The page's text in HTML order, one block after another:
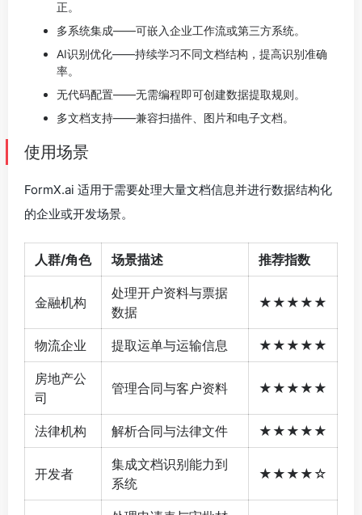
正。
多系统集成——可嵌入企业工作流或第三方系统。
AI识别优化——持续学习不同文档结构，提高识别准确
率。
无代码配置——无需编程即可创建数据提取规则。
多文档支持——兼容扫描件、图片和电子文档。
使用场景
FormX.ai 适用于需要处理大量文档信息并进行数据结构化
的企业或开发场景。
人群/角色 场景描述 推荐指数
金融机构
处理开户资料与票据
数据
★★★★★
物流企业 提取运单与运输信息 ★★★★★
房地产公
司
管理合同与客户资料 ★★★★★
法律机构 解析合同与法律文件 ★★★★★
开发者
集成文档识别能力到
系统
★★★★☆